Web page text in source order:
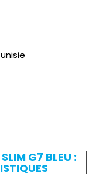
G7 BLEU :